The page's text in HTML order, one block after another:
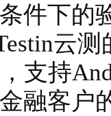
件下的
云
支持
融客户